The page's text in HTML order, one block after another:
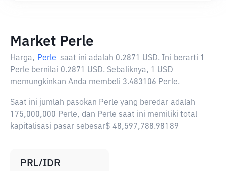
Market Perle
Harga, Perle saat ini adalah 0.2871 USD. Ini berarti 1
Perle bernilai 0.2871 USD. Sebaliknya, 1 USD
memungkinkan Anda membeli 3.483106 Perle.
Saat ini jumlah pasokan Perle yang beredar adalah
175,000,000 Perle, dan Perle saat ini memiliki total
kapitalisasi pasar sebesar$ 48,597,788.98189
PRL/IDR